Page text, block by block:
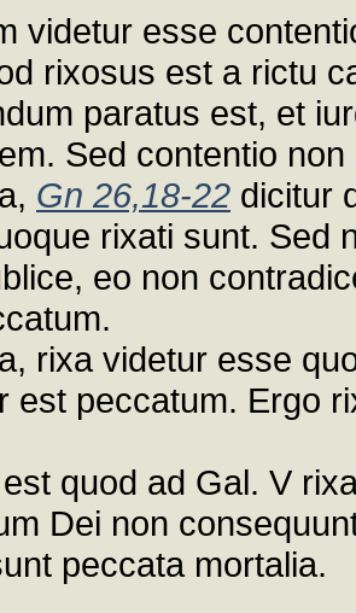
videtur esse
rixosus est a rictu
paratus est, et
Sed contentio
Gn 26,18-22 dicitur
rixati sunt. Sed
eo non
rixa videtur esse
est peccatum. Ergo
est quod ad Gal. V
Dei non
peccata mortalia.